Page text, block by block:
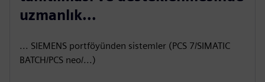
uzmanlık...
... SIEMENS portföyünden sistemler (PCS 7/SIMATIC
BATCH/PCS neo/...)